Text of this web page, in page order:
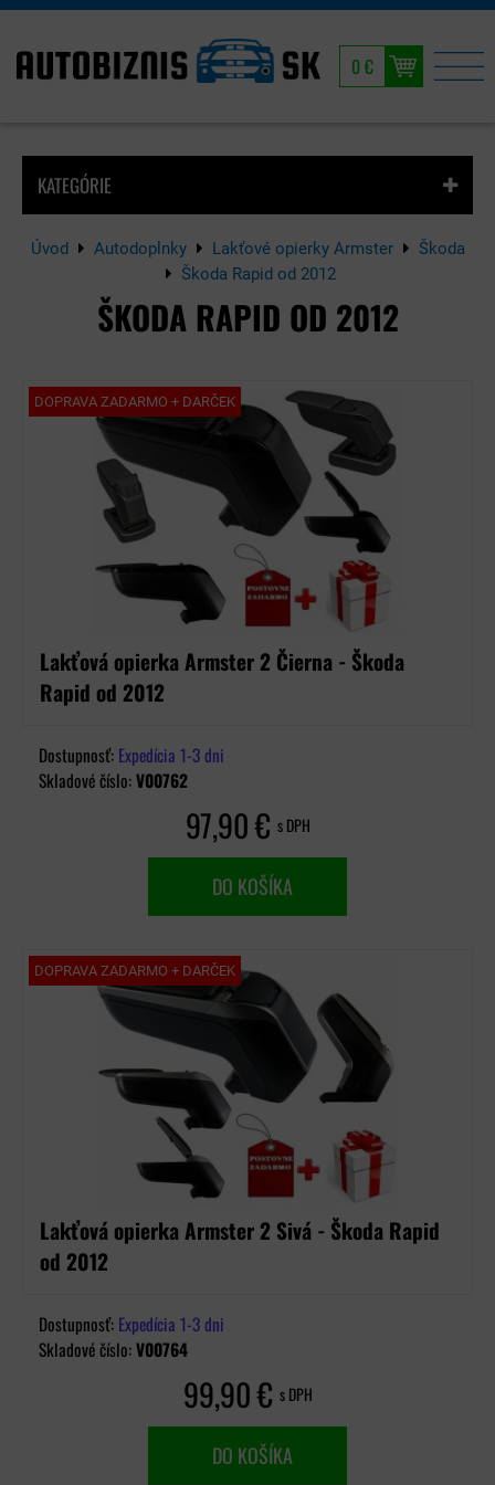
0 €
Úvod Autodoplnky Lakťové opierky Armster
Škoda
Škoda Rapid od 2012
ŠKODA RAPID OD 2012
KATEGÓRIE
DOPRAVA ZADARMO + DARČEK
Lakťová opierka Armster 2 Čierna - Škoda
Rapid od 2012
Dostupnosť: Expedícia 1-3 dni
Skladové číslo:V00762
97,90 € s DPH
DO KOŠÍKA
DOPRAVA ZADARMO + DARČEK
Lakťová opierka Armster 2 Sivá - Škoda Rapid
od 2012
Dostupnosť: Expedícia 1-3 dni
Skladové číslo:V00764
99,90 € s DPH
DO KOŠÍKA